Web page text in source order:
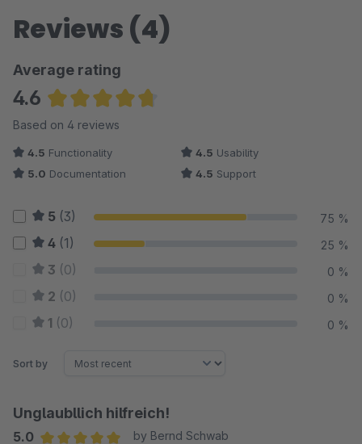
Reviews (4)
Average rating
4.6
Average rating of 4.63 out of 5 stars
Based on 4 reviews
4.5 Functionality 4.5 Usability
5.0 Documentation 4.5 Support
5 (3) 75 %
4 (1) 25 %
3 (0) 0 %
2 (0) 0 %
1 (0) 0 %
Sort by
Unglaubllich hilfreich!
5.0 by Bernd Schwab